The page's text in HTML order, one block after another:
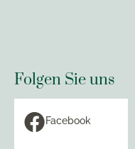
Folgen Sie uns
Facebook